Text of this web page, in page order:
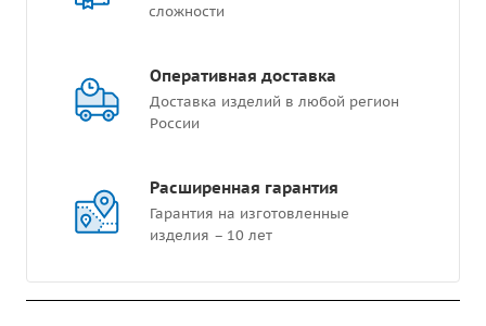
сложности
Оперативная доставка
Доставка изделий в любой регион
России
Расширенная гарантия
Гарантия на изготовленные
изделия – 10 лет